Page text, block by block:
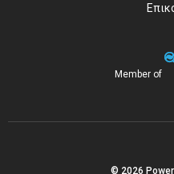
Member of
© 2026